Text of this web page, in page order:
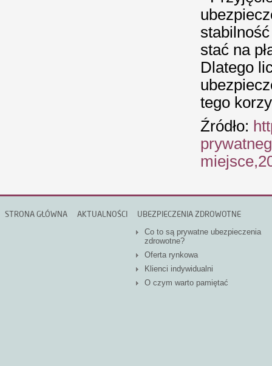
stać na
Dlatego
tego
Źródło:
STRONA GŁÓWNA AKTUALNOŚCI UBEZPIECZENIA ZDROWOTNE
Co to są prywatne ubezpieczenia
zdrowotne?
Oferta rynkowa
Klienci indywidualni
O czym warto pamiętać